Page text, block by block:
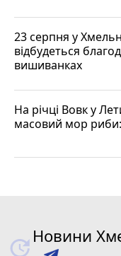
23 серпня у
відбудеться
вишиванках
На річці Вовк у
масовий мор риби:
Новини